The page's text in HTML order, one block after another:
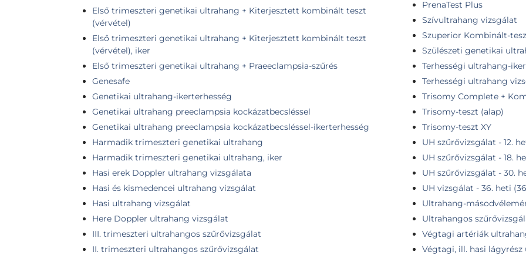
Első trimeszteri genetikai ultrahang + Kiterjesztett kombinált teszt
(vérvétel)
Első trimeszteri genetikai ultrahang + Kiterjesztett kombinált teszt
(vérvétel), iker
Első trimeszteri genetikai ultrahang + Praeeclampsia-szűrés
Genesafe
Genetikai ultrahang-ikerterhesség
Genetikai ultrahang preeclampsia kockázatbecsléssel
Genetikai ultrahang preeclampsia kockázatbecsléssel-ikerterhesség
Harmadik trimeszteri genetikai ultrahang
Harmadik trimeszteri genetikai ultrahang, iker
Hasi erek Doppler ultrahang vizsgálata
Hasi és kismedencei ultrahang vizsgálat
Hasi ultrahang vizsgálat
Here Doppler ultrahang vizsgálat
III. trimeszteri ultrahangos szűrővizsgálat
II. trimeszteri ultrahangos szűrővizsgálat
PrenaTest Plus
Szívultrahang vizsgálat
Szuperior Kombinált-
Szülészeti genetikai
Terhességi ultrahang-
Terhességi ultrahang
Trisomy Complete +
Trisomy-teszt (alap)
Trisomy-teszt XY
UH szűrővizsgálat - 12.
UH szűrővizsgálat - 18.
UH szűrővizsgálat - 30.
UH vizsgálat - 36. heti
Ultrahang-
Ultrahangos
Végtagi artériák
Végtagi, ill. hasi